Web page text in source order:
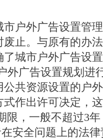
外广告设置管理
止。与原有的办
了城市户外广告设
外广告设置规划进
共资源设置的户
作出许可决定，
限，一般不超过3
安全问题上的法